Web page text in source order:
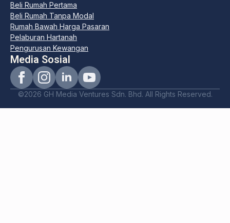
Beli Rumah Pertama
Beli Rumah Tanpa Modal
Rumah Bawah Harga Pasaran
Pelaburan Hartanah
Pengurusan Kewangan
Media Sosial
©2026 GH Media Ventures Sdn. Bhd. All Rights Reserved.